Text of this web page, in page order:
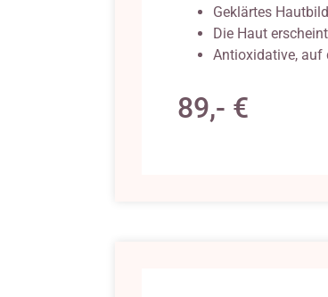
Geklärtes Hautbild
Die Haut
Antioxidative, auf
89,- €